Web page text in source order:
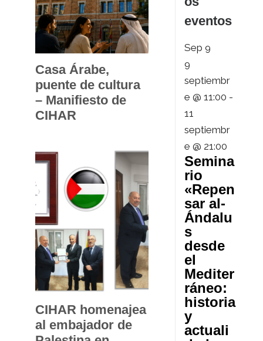
Casa Árabe,
puente de cultura
– Manifiesto de
CIHAR
CIHAR homenajea
al embajador de
eventos
Sep9
9
septiembr
e @ 11:00 -
11
septiembr
e @ 21:00
Semina
rio
«Repen
sar al-
Ándalu
s
desde
el
Mediter
ráneo:
historia
y
actuali